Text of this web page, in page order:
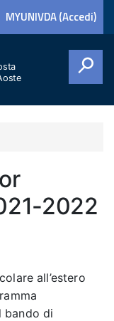
MYUNIVDA (Accedi)
2022
all’estero
bando di